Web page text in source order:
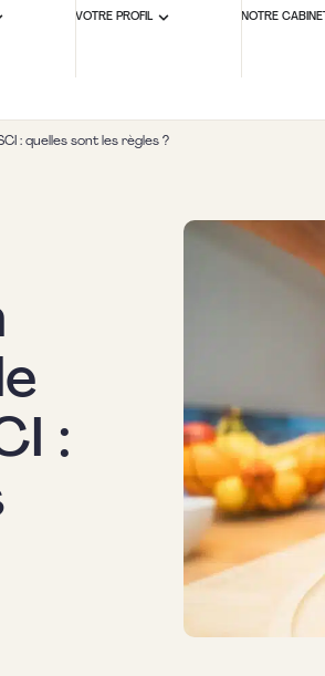
VOTRE PROFIL NOTRE CABINET
: quelles sont les règles ?
: